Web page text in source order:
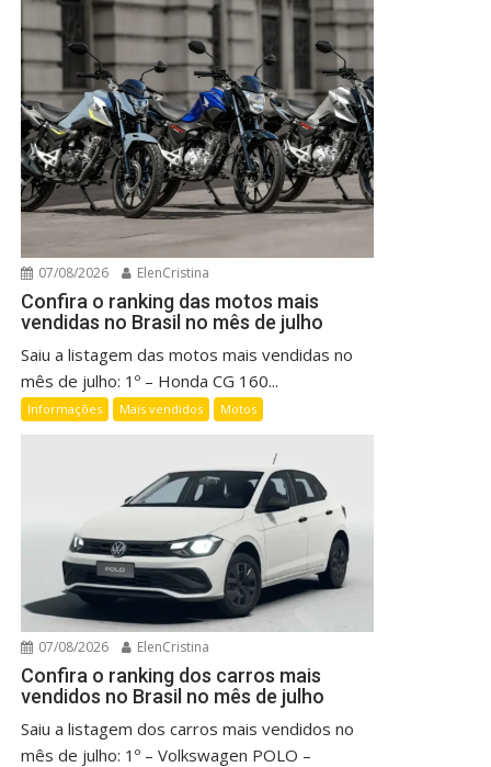
07/08/2026 ElenCristina
Confira o ranking das motos mais
vendidas no Brasil no mês de julho
Saiu a listagem das motos mais vendidas no
mês de julho: 1º – Honda CG 160...
Informações Mais vendidos Motos
07/08/2026 ElenCristina
Confira o ranking dos carros mais
vendidos no Brasil no mês de julho
Saiu a listagem dos carros mais vendidos no
mês de julho: 1º – Volkswagen POLO –